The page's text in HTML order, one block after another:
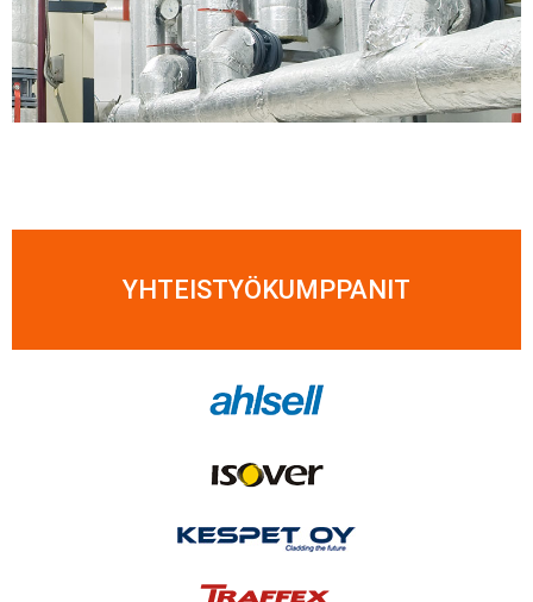
YHTEISTYÖKUMPPANIT